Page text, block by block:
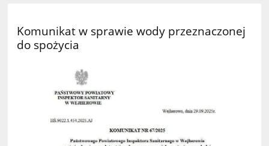
Komunikat w sprawie wody przeznaczonej
do spożycia